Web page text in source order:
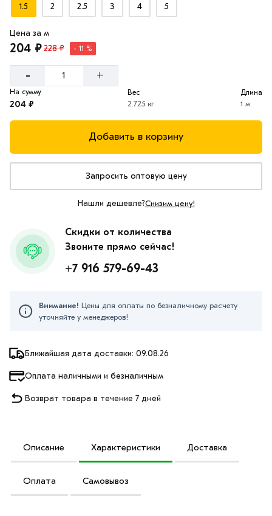
1.5 2 2.5 3 4 5
Ближайшая дата доставки: 09.08.26
Оплата наличными и безналичным
Возврат товара в течение 7 дней
Цена за м
204 ₽228 ₽ - 11 %
- +
На сумму
204 ₽
Вес
2.725 кг
Длина
1 м
Добавить в корзину
Запросить оптовую цену
Нашли дешевле?Снизим цену!
Скидки от количества
Звоните прямо сейчас!
+7 916 579-69-43
Внимание! Цены для оплаты по безналичному расчету
уточняйте у менеджеров!
Описание Характеристики Доставка
Оплата Самовывоз